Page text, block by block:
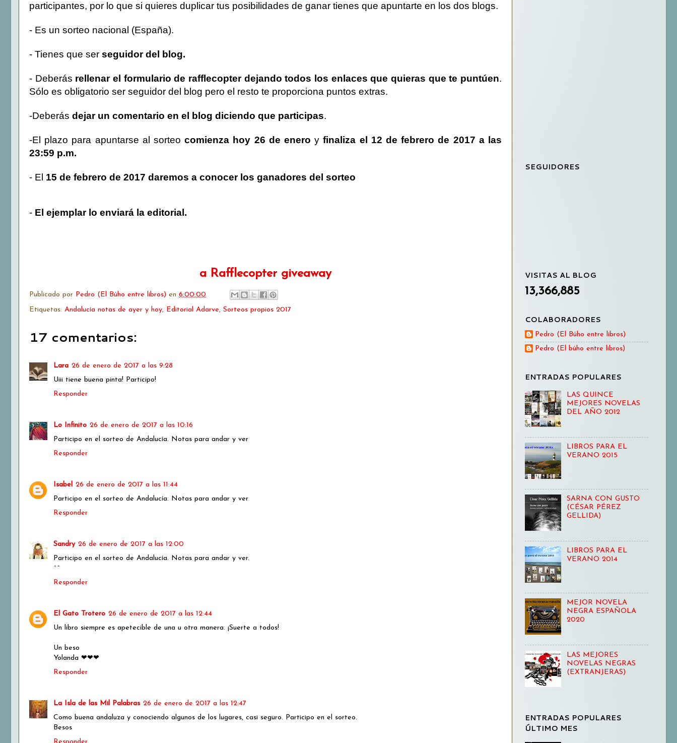
participantes, por lo que si quieres duplicar tus posibilidades de ganar tienes que apuntarte en los dos blogs.
- Es un sorteo nacional (España).
- Tienes que ser seguidor del blog.
- Deberás rellenar el formulario de rafflecopter dejando todos los enlaces que quieras que te puntúen.
Sólo es obligatorio ser seguidor del blog pero el resto te proporciona puntos extras.
-Deberás dejar un comentario en el blog diciendo que participas.
-El plazo para apuntarse al sorteocomienza hoy 26 de enero yfinaliza el 12 de febrero de 2017 a las
23:59 p.m.
- El 15 de febrero de 2017 daremos a conocer los ganadores del sorteo
- El ejemplar lo enviará la editorial.
a Rafflecopter giveaway
Publicado por Pedro (El Búho entre libros) en 6:00:00
Etiquetas: Andalucía notas de ayer y hoy, Editorial Adarve, Sorteos propios 2017
17 comentarios:
Lara 26 de enero de 2017 a las 9:28
Uiii tiene buena pinta! Participo!
Responder
Lo Infinito 26 de enero de 2017 a las 10:16
Participo en el sorteo de Andalucía. Notas para andar y ver
Responder
Isabel 26 de enero de 2017 a las 11:44
Participo en el sorteo de Andalucía. Notas para andar y ver
Responder
Sandry 26 de enero de 2017 a las 12:00
Participo en el sorteo de Andalucía. Notas para andar y ver.
^^
Responder
El Gato Trotero 26 de enero de 2017 a las 12:44
Un libro siempre es apetecible de una u otra manera. ¡Suerte a todos!
Un beso
Yolanda ❤❤❤
Responder
La Isla de las Mil Palabras 26 de enero de 2017 a las 12:47
Como buena andaluza y conociendo algunos de los lugares, casi seguro. Participo en el sorteo.
Besos
SEGUIDORES
VISITAS AL BLOG
13,366,885
COLABORADORES
Pedro (El Búho entre libros)
Pedro (El búho entre libros)
ENTRADAS POPULARES
LAS QUINCE
MEJORES NOVELAS
DEL AÑO 2012
LIBROS PARA EL
VERANO 2015
SARNA CON GUSTO
(CÉSAR PÉREZ
GELLIDA)
LIBROS PARA EL
VERANO 2014
MEJOR NOVELA
NEGRA ESPAÑOLA
2020
LAS MEJORES
NOVELAS NEGRAS
(EXTRANJERAS)
ENTRADAS POPULARES
ÚLTIMO MES